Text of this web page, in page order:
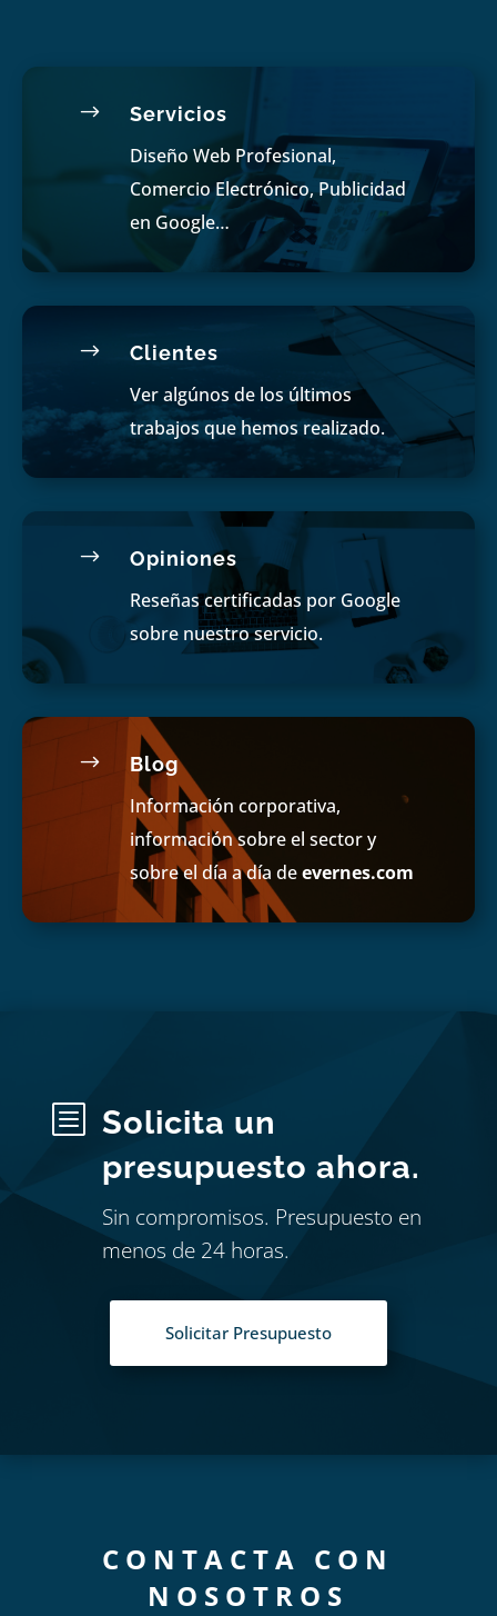
$ Servicios
Diseño Web Profesional,
Comercio Electrónico, Publicidad
en Google…
$ Clientes
Ver algúnos de los últimos
trabajos que hemos realizado.
$ Opiniones
Reseñas certificadas por Google
sobre nuestro servicio.
$ Blog
Información corporativa,
información sobre el sector y
sobre el día a día deevernes.com
b
Solicita un
presupuesto ahora.
Sin compromisos. Presupuesto en
menos de 24 horas.
Solicitar Presupuesto
CONTACTA CON
NOSOTROS